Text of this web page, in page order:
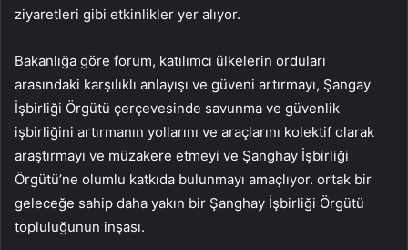
ziyaretleri gibi etkinlikler yer alıyor.
Bakanlığa göre forum, katılımcı ülkelerin orduları
arasındaki karşılıklı anlayışı ve güveni artırmayı, Şangay
İşbirliği Örgütü çerçevesinde savunma ve güvenlik
işbirliğini artırmanın yollarını ve araçlarını kolektif olarak
araştırmayı ve müzakere etmeyi ve Şanghay İşbirliği
Örgütü’ne olumlu katkıda bulunmayı amaçlıyor. ortak bir
geleceğe sahip daha yakın bir Şanghay İşbirliği Örgütü
topluluğunun inşası.